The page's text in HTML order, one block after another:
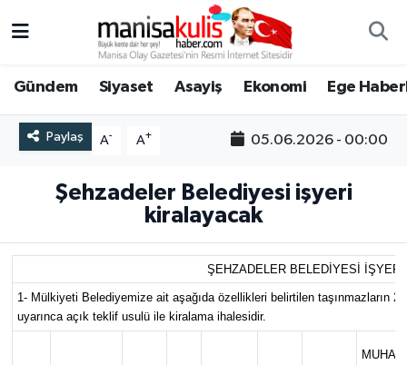
Gündem Siyaset Asayiş Ekonomi Ege
Paylaş A- A+ 05.06.2026 - 00:00
Şehzadeler Belediyesi işyeri
kiralayacak
ŞEHZADELER BELEDİYESİ
1- Mülkiyeti Belediyemize ait aşağıda özellikleri belirtilen taşınmazların
uyarınca açık teklif usulü ile kiralama ihalesidir.
Ege Haberleri
Genel
Gündem
Resmi İlan
Yunusemre Hava Durumu
Süper Lig Puan Durumu ve Fikstür
Tüm Manşetler
Son Dakika Haberleri